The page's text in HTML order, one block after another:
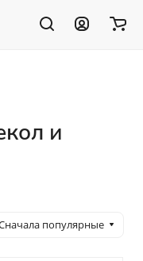
и
популярные